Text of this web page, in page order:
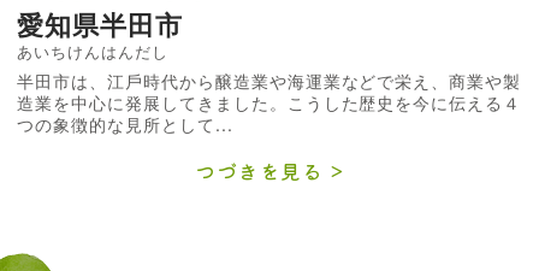
愛知県半田市
あいちけんはんだし
半⽥市は、江⼾時代から醸造業や海運業などで栄え、商業や製
造業を中⼼に発展してきました。こうした歴史を今に伝える４
つの象徴的な⾒所として...
つづきを見る